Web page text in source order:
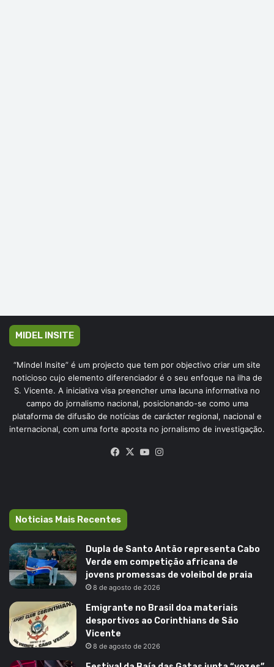
MIDEL INSITE
“Mindel Insite” é um projecto que tem por objectivo criar um site
noticioso cujo elemento diferenciador é o seu enfoque na ilha de
S. Vicente. A iniciativa visa preencher uma lacuna informativa no
campo do jornalismo nacional, posicionando-se como uma
plataforma de difusão de notícias de carácter regional, nacional e
internacional, com uma forte aposta no jornalismo de investigação.
Facebook
X YouTube
Noticias Mais Recentes
Dupla de Santo Antão representa Cabo
Verde em competição africana de
jovens promessas de voleibol de praia
8 de agosto de 2026
Emigrante no Brasil doa materiais
desportivos ao Corinthians de São
Vicente
8 de agosto de 2026